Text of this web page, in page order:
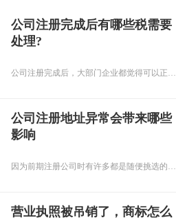
公司注册完成后有哪些税需要
处理?
公司注册完成后，大部门企业都觉得可以正常营业了，但是【代办注册公司】教你，就算你无业务往来，记账报税都必须要处理，所有大家不要存在侥幸心理，那么乾通办小乾来告诉你，公司注册完成后有哪些税需要处理？【代办注册公司】教你怎么处理！文章中也会提到，注册公司要交哪些税？缴税怎么缴？小规模纳税人需要缴纳哪些税？希望能够帮助你们。
公司注册地址异常会带来哪些
影响
因为前期注册公司时有许多都是随便挑选的，后来有能力了再搬迁公司地址，但是，私自搬迁公司注册地址没办变更，是会造成公司地址异常的。那么下面呢，乾通办小编就给大家讲讲公司注册地址异常会带来哪些影响吧，欢迎大家来阅读。
营业执照被吊销了，商标怎么